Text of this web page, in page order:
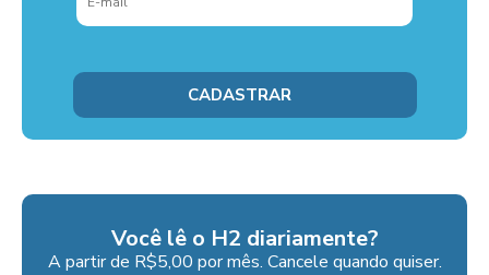
Você lê o H2 diariamente?
A partir de R$5,00 por mês. Cancele quando quiser.